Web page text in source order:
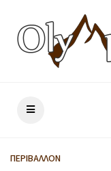
ΠΕΡΙΒΑΛΛΟΝ